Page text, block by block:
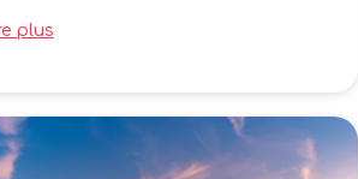
plus